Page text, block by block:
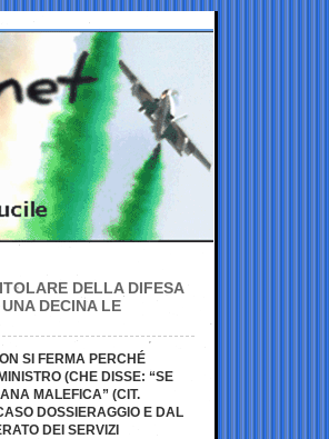
DELLA DIFESA
DECINA LE
SI FERMA PERCHÉ
(CHE DISSE: “SE
MALEFICA” (CIT.
DOSSIERAGGIO E DAL
DEI SERVIZI